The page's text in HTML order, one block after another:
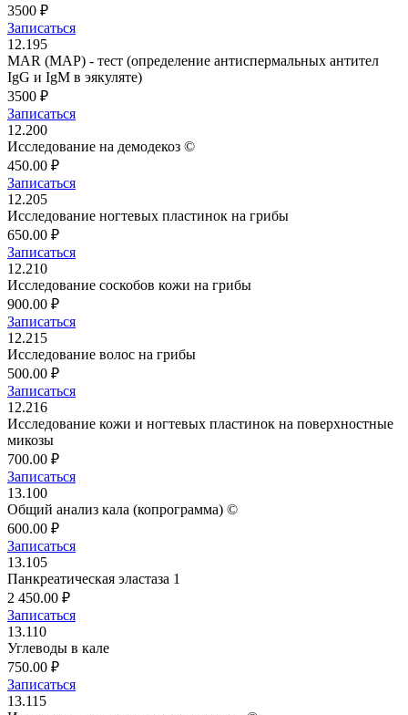
3500 ₽
Записаться
12.195
MAR (МАР) - тест (определение антиспермальных антител
IgG и IgM в эякуляте)
3500 ₽
Записаться
12.200
Исследование на демодекоз ©
450.00 ₽
Записаться
12.205
Исследование ногтевых пластинок на грибы
650.00 ₽
Записаться
12.210
Исследование соскобов кожи на грибы
900.00 ₽
Записаться
12.215
Исследование волос на грибы
500.00 ₽
Записаться
12.216
Исследование кожи и ногтевых пластинок на поверхностные
микозы
700.00 ₽
Записаться
13.100
Общий анализ кала (копрограмма) ©
600.00 ₽
Записаться
13.105
Панкреатическая эластаза 1
2 450.00 ₽
Записаться
13.110
Углеводы в кале
750.00 ₽
Записаться
13.115